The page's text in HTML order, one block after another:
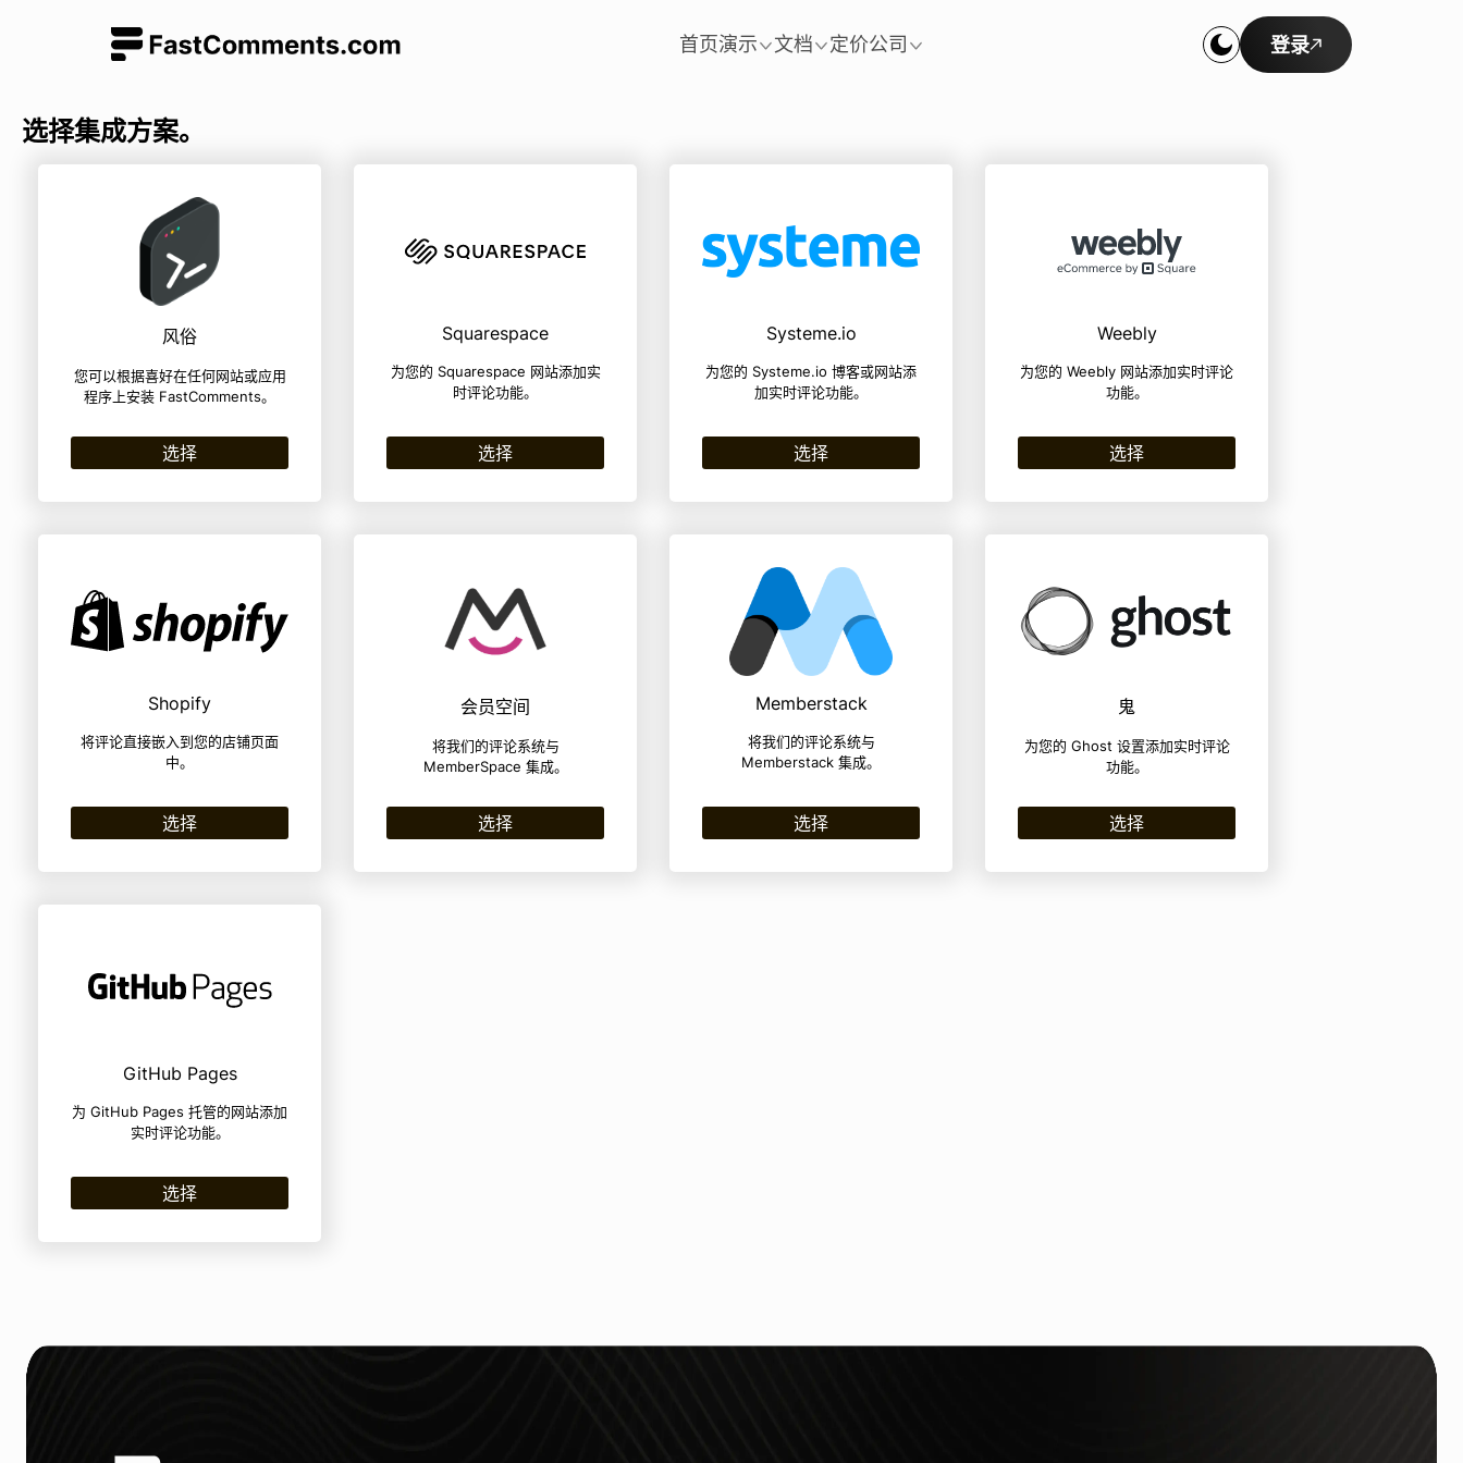
首页演示 文档 定价公司 登录
选择集成方案。
风俗
您可以根据喜好在任何网站或应用
程序上安装 FastComments。
选择
Squarespace
为您的 Squarespace 网站添加实
时评论功能。
选择
Systeme.io
为您的 Systeme.io 博客或网站添
加实时评论功能。
选择
Weebly
为您的 Weebly 网站添加实时评论
功能。
选择
Shopify
将评论直接嵌入到您的店铺页面
中。
选择
会员空间
将我们的评论系统与
MemberSpace 集成。
选择
Memberstack
将我们的评论系统与
Memberstack 集成。
选择
鬼
为您的 Ghost 设置添加实时评论
功能。
选择
GitHub Pages
为 GitHub Pages 托管的网站添加
实时评论功能。
选择